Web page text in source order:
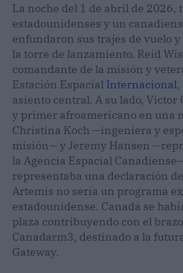
La noche del 1 de abril de 2026,
estadounidenses y un
enfundaron sus trajes de vuelo
la torre de lanzamiento. Reid
comandante de la misión y
Estación Espacial Internacional,
asiento central. A su lado,
y primer afroamericano en una
Christina Koch —ingeniera y
misión— y Jeremy Hansen
la Agencia Espacial
representaba una declaración
Artemis no sería un programa
estadounidense. Canadá se
plaza contribuyendo con el
Canadarm3, destinado a la
Gateway.